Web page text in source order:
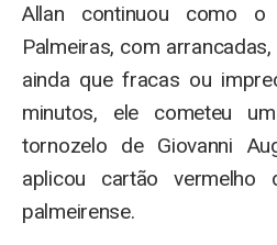
Allan continuou como
Palmeiras, com
ainda que fracas ou
minutos, ele cometeu
tornozelo de Giovanni
aplicou cartão
palmeirense.